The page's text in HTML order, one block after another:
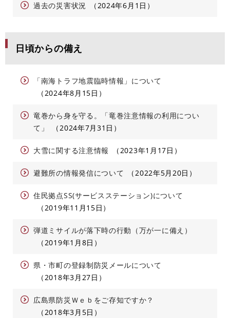
過去の災害状況 2024年6月1日
日頃からの備え
「南海トラフ地震臨時情報」について
2024年8月15日
竜巻から身を守る。「竜巻注意情報の利用につい
て」
2024年7月31日
大雪に関する注意情報 2023年1月17日
避難所の情報発信について 2022年5月20日
住民拠点SS(サービスステーション)について
2019年11月15日
弾道ミサイルが落下時の行動（万が一に備え）
2019年1月8日
県・市町の登録制防災メールについて
2018年3月27日
広島県防災Ｗｅｂをご存知ですか？
2018年3月5日